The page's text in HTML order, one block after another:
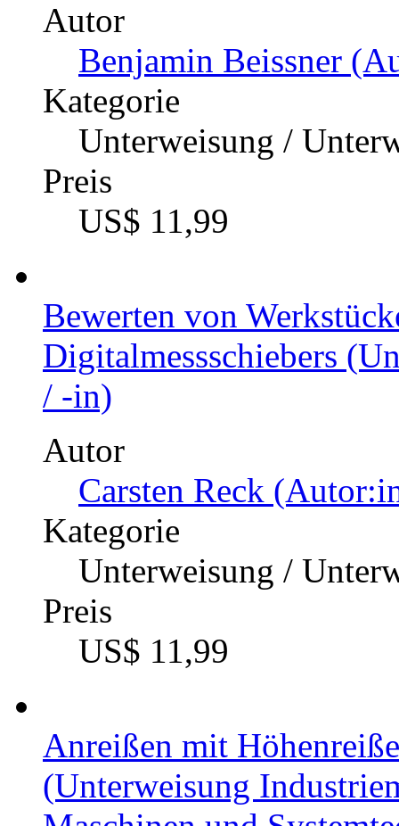
Autor
Benjamin Beissner
Kategorie
Unterweisung /
Preis
US$ 11,99
Bewerten von
Digitalmessschiebers
/ -in)
Autor
Carsten Reck
Kategorie
Unterweisung /
Preis
US$ 11,99
Anreißen mit
(Unterweisung